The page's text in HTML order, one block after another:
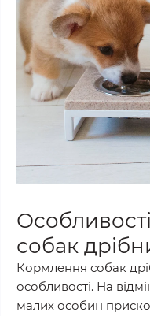
собак
Кормлення собак
особливості. На
малих особин